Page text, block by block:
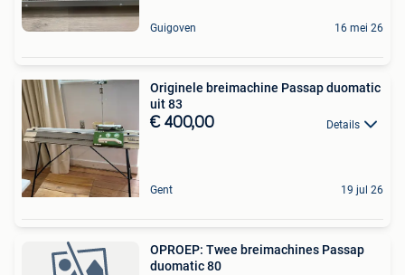
Guigoven 16 mei 26
Originele breimachine Passap duomatic
uit 83
€ 400,00 Details
Gent 19 jul 26
OPROEP: Twee breimachines Passap
duomatic 80